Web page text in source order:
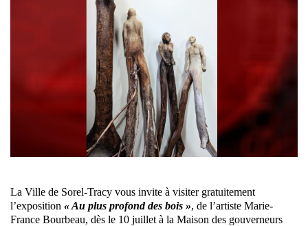
La Ville de Sorel-Tracy vous invite à visiter gratuitement
l’exposition « Au plus profond des bois », de l’artiste Marie-
France Bourbeau, dès le 10 juillet à la Maison des gouverneurs